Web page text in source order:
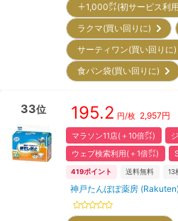
＋1,000㌽(初サービス
ラクマ(買い回りに)
サーティワン(買い回り
食パン袋(買い回りに)
33位 195.2 円/枚 2,957円
マラソン11店(＋10倍㌽)
ウェブ検索利用(＋1倍㌽)
419ポイント 送料無料 13
神戸たんぽぽ薬房 (Rakuten)